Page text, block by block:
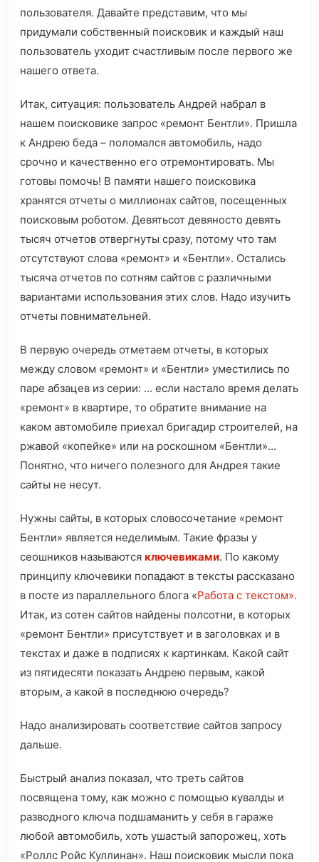
пользователя. Давайте представим, что мы
придумали собственный поисковик и каждый наш
пользователь уходит счастливым после первого же
нашего ответа.
Итак, ситуация: пользователь Андрей набрал в
нашем поисковике запрос «ремонт Бентли». Пришла
к Андрею беда ‎– поломался автомобиль, надо
срочно и качественно его отремонтировать. Мы
готовы помочь! В памяти нашего поисковика
хранятся отчеты о миллионах сайтов, посещенных
поисковым роботом. Девятьсот девяносто девять
тысяч отчетов отвергнуты сразу, потому что там
отсутствуют слова «ремонт»‎ и «Бентли»‎. Остались
тысяча отчетов по сотням сайтов с различными
вариантами использования этих слов. Надо изучить
отчеты повнимательней.
В первую очередь отметаем отчеты, в которых
между словом «ремонт»‎ и «Бентли» уместились по
паре абзацев из серии: ... если настало время делать
«ремонт»‎ в квартире, то обратите внимание на
каком автомобиле приехал бригадир строителей, на
ржавой «копейке»‎ или на роскошном «Бентли»...
Понятно, что ничего полезного для Андрея такие
сайты не несут.
Нужны сайты, в которых словосочетание «ремонт
Бентли»‎ является неделимым. Такие фразы у
сеошников называются ключевиками. По какому
принципу ключевики попадают в тексты рассказано
в посте из параллельного блога «Работа с текстом».
Итак, из сотен сайтов найдены полсотни, в которых
«ремонт Бентли» присутствует и в заголовках и в
текстах и даже в подписях к картинкам. Какой сайт
из пятидесяти показать Андрею первым, какой
вторым, а какой в последнюю очередь?
Надо анализировать соответствие сайтов запросу
дальше.
Быстрый анализ показал, что треть сайтов
посвящена тому, как можно с помощью кувалды и
разводного ключа подшаманить у себя в гараже
любой автомобиль, хоть ушастый запорожец, хоть
«Роллс Ройс Куллинан»‎. Наш поисковик мысли пока